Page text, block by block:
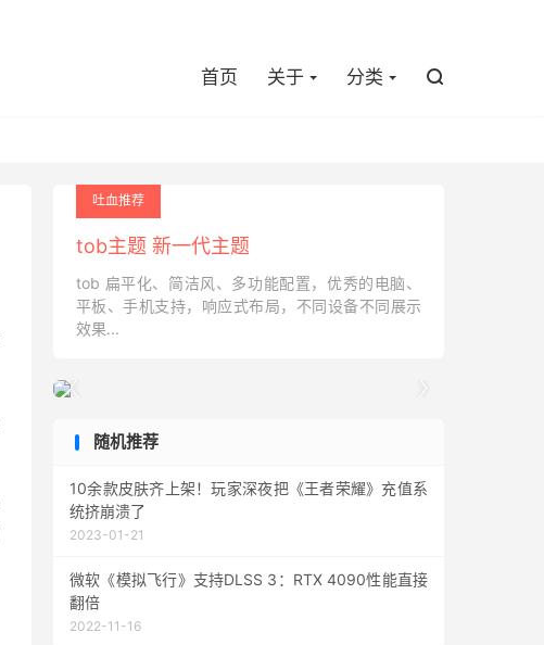
首页 关于 分类 
吐血推荐
tob主题 新一代主题
tob 扁平化、简洁风、多功能配置，优秀的电脑、
平板、手机支持，响应式布局，不同设备不同展示
效果...

随机推荐
10余款皮肤齐上架！玩家深夜把《王者荣耀》充值系
统挤崩溃了
2023-01-21
微软《模拟飞行》支持DLSS 3：RTX 4090性能直接
翻倍
2022-11-16